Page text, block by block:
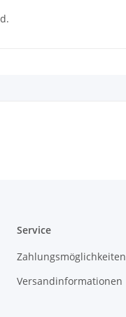
Service
Zahlungsmöglichkeiten
Versandinformationen